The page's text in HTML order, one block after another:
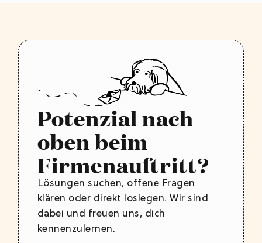
Potenzial nach
oben beim
Firmenauftritt?
Lösungen suchen, offene Fragen
klären oder direkt loslegen. Wir sind
dabei und freuen uns, dich
kennenzulernen.